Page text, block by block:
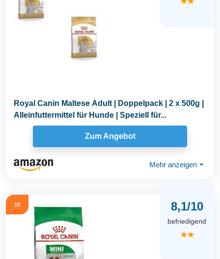
Royal Canin Maltese Adult | Doppelpack | 2 x 500g |
Alleinfuttermittel für Hunde | Speziell für...
Zum Angebot
Mehr anzeigen ⏷
10 8,1/10
befriedigend
★★